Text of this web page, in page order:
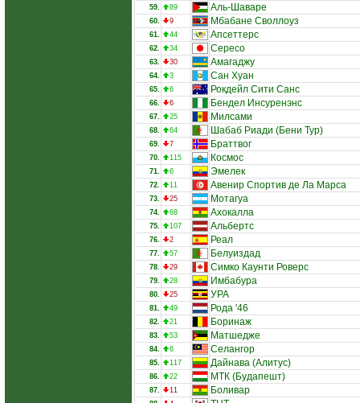
59. 89 Аль-Шаваре
60. 9 Мбабане Своллоуз
61. 44 Апсеттерс
62. 34 Сересо
63. 30 Амагаджу
64. 3 Сан Хуан
65. 6 Рокдейл Сити Санс
66. 6 Бендел Инсуренэнс
67. 25 Милсами
68. 64 Шабаб Риади (Бени Тур)
69. 7 Браттвог
70. 115 Космос
71. 6 Эмелек
72. 11 Авенир Спортив де Ла Марса
73. 25 Мотагуа
74. 68 Ахокалла
75. 107 Альбертс
76. 2 Реал
77. 57 Белуиздад
78. 29 Симко Каунти Роверс
79. 28 Имбабура
80. 25 УРА
81. 49 Рода '46
82. 21 Боринаж
83. 53 Матшедже
84. 6 Селангор
85. 117 Дайнава (Алитус)
86. 22 МТК (Будапешт)
87. 11 Боливар